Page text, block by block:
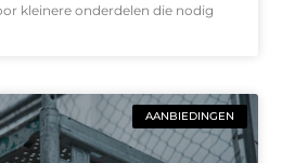
kleinere onderdelen die nodig
AANBIEDINGEN